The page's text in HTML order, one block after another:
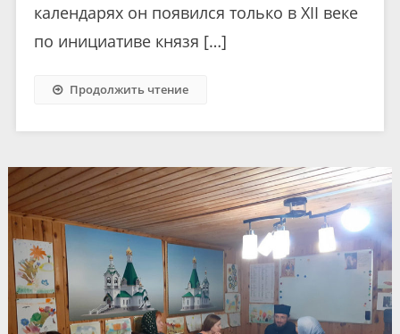
календарях он появился только в XII веке
по инициативе князя […]
Продолжить чтение